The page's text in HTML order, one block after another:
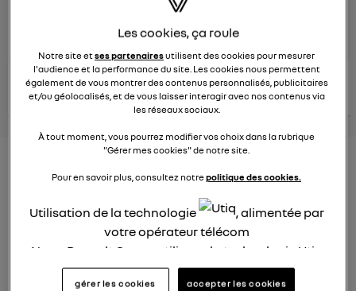
conseils Renault
consultez les
conseils
similaires
voir tous les
conseils
Ghislaine53
26 janvier 2022à 12:50
Les cookies, ça roule
Notre site etses partenairesutilisent des cookies pour mesurer
l'audience et la performance du site. Les cookies nous permettent
également de vous montrer des contenus personnalisés, publicitaires
et/ou géolocalisés, et de vous laisser interagir avec nos contenus via
les réseaux sociaux.
À tout moment, vous pourrez modifier vos choix dans la rubrique
"Gérer mes cookies" de notre site.
Pour en savoir plus, consultez notrepolitique des cookies.
Utilisation de la technologie
, alimentée par
votre opérateur télécom
Nous, Renault Group, utilisons la technologie Utiq
pour nos activités digitales (telles que décrites
gérer les cookies accepter les cookies